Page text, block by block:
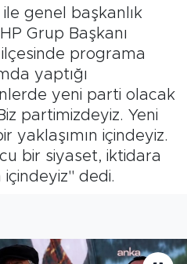
genel başkanlık
Grup Başkanı
programa
yaptığı
yeni parti olacak
partimizdeyiz. Yeni
yaklaşımın içindeyiz.
bir siyaset, iktidara
dedi.